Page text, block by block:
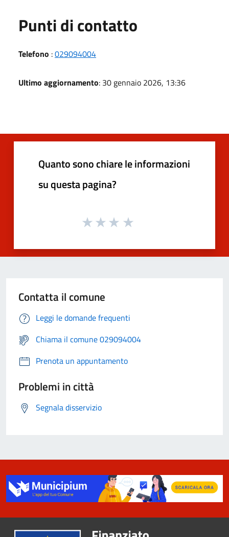
Punti di contatto
Telefono :029094004
Ultimo aggiornamento: 30 gennaio 2026, 13:36
Quanto sono chiare le informazioni
su questa pagina?
Contatta il comune
Leggi le domande frequenti
Chiama il comune 029094004
Prenota un appuntamento
Problemi in città
Segnala disservizio